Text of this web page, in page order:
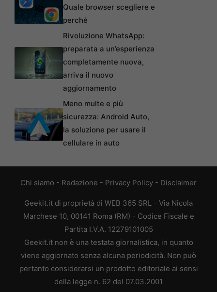
Quale browser scegliere e
perché
Rivoluzione WhatsApp:
preparata a un’esperienza
completamente nuova,
arriva il nuovo
aggiornamento
Meno multe e più
sicurezza: Android Auto,
la soluzione per usare il
cellulare in auto
Chi siamo - Redazione - Privacy Policy - Disclaimer
Geekit.it di proprietà di WEB 365 SRL - Via Nicola
Marchese 10, 00141 Roma (RM) - Codice Fiscale e
Partita I.V.A. 12279101005
Geekit.it non è una testata giornalistica, in quanto
viene aggiornato senza alcuna periodicità. Non può
pertanto considerarsi un prodotto editoriale ai sensi
della legge n. 62 del 07.03.2001